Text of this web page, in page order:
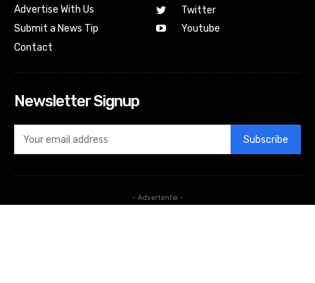
Advertise With Us
Submit a News Tip
Contact
Twitter
Youtube
Newsletter Signup
Subscribe
- Advertentie -